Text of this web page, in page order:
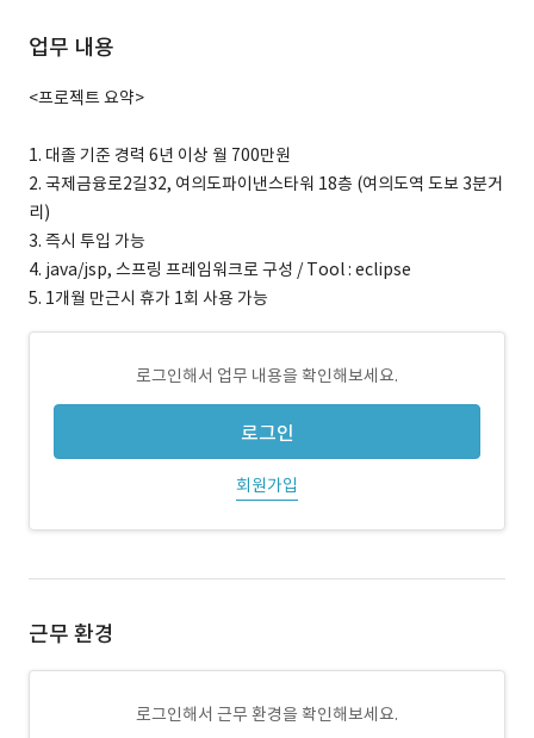
업무 내용
<프로젝트 요약>
1. 대졸 기준 경력 6년 이상 월 700만원
2. 국제금융로2길32, 여의도파이낸스타워 18층 (여의도역 도보 3분거
리)
3. 즉시 투입 가능
4. java/jsp, 스프링 프레임워크로 구성 / Tool : eclipse
5. 1개월 만근시 휴가 1회 사용 가능
로그인해서 업무 내용을 확인해보세요.
로그인
회원가입
근무 환경
로그인해서 근무 환경을 확인해보세요.